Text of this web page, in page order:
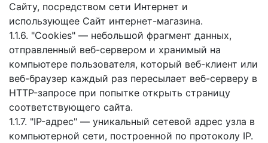
Сайту, посредством сети Интернет и
использующее Сайт интернет-магазина.
1.1.6. "Cookies" — небольшой фрагмент данных,
отправленный веб-сервером и хранимый на
компьютере пользователя, который веб-клиент или
веб-браузер каждый раз пересылает веб-серверу в
HTTP-запросе при попытке открыть страницу
соответствующего сайта.
1.1.7. "IP-адрес" — уникальный сетевой адрес узла в
компьютерной сети, построенной по протоколу IP.